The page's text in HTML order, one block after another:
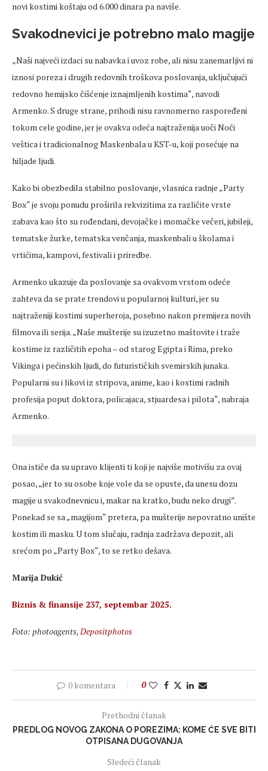
novi kostimi koštaju od 6.000 dinara pa naviše.
Svakodnevici je potrebno malo magije
„Naši najveći izdaci su nabavka i uvoz robe, ali nisu zanemarljivi ni
iznosi poreza i drugih redovnih troškova poslovanja, uključujući
redovno hemijsko čišćenje iznajmljenih kostima“, navodi
Armenko. S druge strane, prihodi nisu ravnomerno raspoređeni
tokom cele godine, jer je ovakva odeća najtraženija uoči Noći
veštica i tradicionalnog Maskenbala u KST-u, koji posećuje na
hiljade ljudi.
Kako bi obezbedila stabilno poslovanje, vlasnica radnje „Party
Box“ je svoju ponudu proširila rekvizitima za različite vrste
zabava kao što su rođendani, devojačke i momačke večeri, jubileji,
tematske žurke, tematska venčanja, maskenbali u školama i
vrtićima, kampovi, festivali i priredbe.
Armenko ukazuje da poslovanje sa ovakvom vrstom odeće
zahteva da se prate trendovi u popularnoj kulturi, jer su
najtraženiji kostimi superheroja, posebno nakon premijera novih
filmova ili serija. „Naše mušterije su izuzetno maštovite i traže
kostime iz različitih epoha – od starog Egipta i Rima, preko
Vikinga i pećinskih ljudi, do futurističkih svemirskih junaka.
Popularni su i likovi iz stripova, anime, kao i kostimi radnih
profesija poput doktora, policajaca, stjuardesa i pilota“, nabraja
Armenko.
Ona ističe da su upravo klijenti ti koji je najviše motivišu za ovaj
posao, „jer to su osobe koje vole da se opuste, da unesu dozu
magije u svakodnevnicu i, makar na kratko, budu neko drugi”.
Ponekad se sa „magijom“ pretera, pa mušterije nepovratno unište
kostim ili masku. U tom slučaju, radnja zadržava depozit, ali
srećom po „Party Box“, to se retko dešava.
Marija Dukić
Biznis & finansije 237, septembar 2025.
Foto: photoagents,Depositphotos
0 komentara 0
Prethodni članak
PREDLOG NOVOG ZAKONA O POREZIMA: KOME ĆE SVE BITI
OTPISANA DUGOVANJA
Sledeći članak